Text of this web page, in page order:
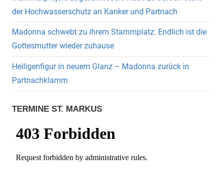
der Hochwasserschutz an Kanker und Partnach
Madonna schwebt zu ihrem Stammplatz: Endlich ist die
Gottesmutter wieder zuhause
Heiligenfigur in neuem Glanz – Madonna zurück in
Partnachklamm
TERMINE ST. MARKUS